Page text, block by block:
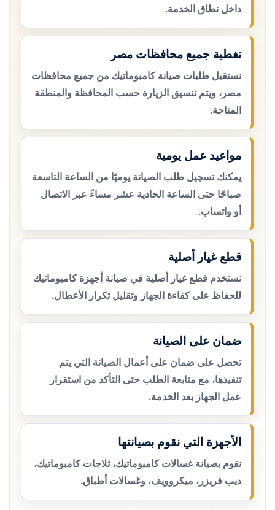
داخل نطاق الخدمة.
تغطية جميع محافظات مصر
نستقبل طلبات صيانة كامبوماتيك من جميع محافظات
مصر، ويتم تنسيق الزيارة حسب المحافظة والمنطقة
المتاحة.
مواعيد عمل يومية
يمكنك تسجيل طلب الصيانة يوميًا من الساعة التاسعة
صباحًا حتى الساعة الحادية عشر مساءً عبر الاتصال
أو واتساب.
قطع غيار أصلية
نستخدم قطع غيار أصلية في صيانة أجهزة كامبوماتيك
للحفاظ على كفاءة الجهاز وتقليل تكرار الأعطال.
ضمان على الصيانة
تحصل على ضمان على أعمال الصيانة التي يتم
تنفيذها، مع متابعة الطلب حتى التأكد من استقرار
عمل الجهاز بعد الخدمة.
الأجهزة التي نقوم بصيانتها
نقوم بصيانة غسالات كامبوماتيك، ثلاجات كامبوماتيك،
ديب فريزر، ميكروويف، وغسالات أطباق.